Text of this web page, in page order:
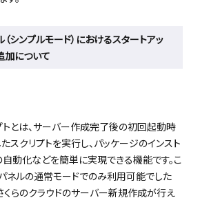
シンプルモード）におけるスタートアッ
加について
トとは、サーバー作成完了後の初回起動時
スクリプトを実行し、パッケージのインスト
動化などを簡単に実現できる機能です。こ
ネルの通常モードでのみ利用可能でした
くらのクラウドのサーバー新規作成が行え